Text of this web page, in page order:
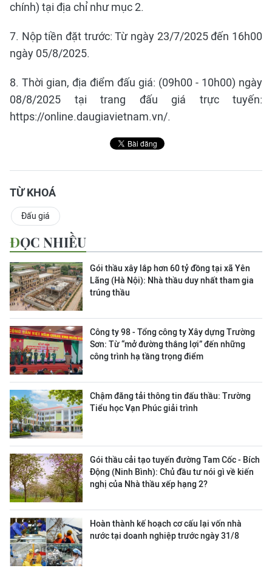
chính) tại địa chỉ như mục 2.
7. Nộp tiền đặt trước: Từ ngày 23/7/2025 đến 16h00
ngày 05/8/2025.
8. Thời gian, địa điểm đấu giá: (09h00 - 10h00) ngày
08/8/2025 tại trang đấu giá trực tuyến:
https://online.daugiavietnam.vn/.
TỪ KHOÁ
Đấu giá
ĐỌC NHIỀU
Gói thầu xây lắp hơn 60 tỷ đồng tại xã Yên
Lãng (Hà Nội): Nhà thầu duy nhất tham gia
trúng thầu
Công ty 98 - Tổng công ty Xây dựng Trường
Sơn: Từ “mở đường thắng lợi” đến những
công trình hạ tầng trọng điểm
Chậm đăng tải thông tin đấu thầu: Trường
Tiểu học Vạn Phúc giải trình
Gói thầu cải tạo tuyến đường Tam Cốc - Bích
Động (Ninh Bình): Chủ đầu tư nói gì về kiến
nghị của Nhà thầu xếp hạng 2?
Hoàn thành kế hoạch cơ cấu lại vốn nhà
nước tại doanh nghiệp trước ngày 31/8